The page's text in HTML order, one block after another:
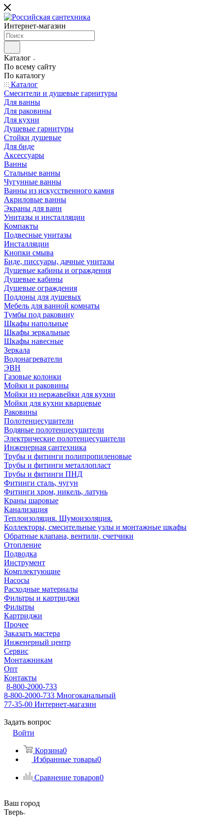
Интернет-магазин
Каталог
По всему сайту
По каталогу
Каталог
Смесители и душевые гарнитуры
Для ванны
Для раковины
Для кухни
Душевые гарнитуры
Стойки душевые
Для биде
Аксессуары
Ванны
Стальные ванны
Чугунные ванны
Ванны из искусственного камня
Акриловые ванны
Экраны для ванн
Унитазы и инсталляции
Компакты
Подвесные унитазы
Инсталляции
Кнопки смыва
Биде, писсуары, дачные унитазы
Душевые кабины и ограждения
Душевые кабины
Душевые ограждения
Поддоны для душевых
Мебель для ванной комнаты
Тумбы под раковину
Шкафы напольные
Шкафы зеркальные
Шкафы навесные
Зеркала
Водонагреватели
ЭВН
Газовые колонки
Мойки и раковины
Мойки из нержавейки для кухни
Мойки для кухни кварцевые
Раковины
Полотенцесушители
Водяные полотенцесушители
Электрические полотенцесушители
Инженерная сантехника
Трубы и фитинги полипропиленовые
Трубы и фитинги металлопласт
Трубы и фитинги ПНД
Фитинги сталь, чугун
Фитинги хром, никель, латунь
Краны шаровые
Канализация
Теплоизоляция. Шумоизоляция.
Коллекторы, смесительные узлы и монтажные шкафы
Обратные клапана, вентили, счетчики
Отопление
Подводка
Инструмент
Комплектующие
Насосы
Расходные материалы
Фильтры и картриджи
Фильтры
Картриджи
Прочее
Заказать мастера
Инженерный центр
Сервис
Монтажникам
Опт
Контакты
8-800-2000-733
8-800-2000-733 Многоканальный
77-35-00 Интернет-магазин
Задать вопрос
Войти
Корзина0
Избранные товары0
Сравнение товаров0
Ваш город
Тверь